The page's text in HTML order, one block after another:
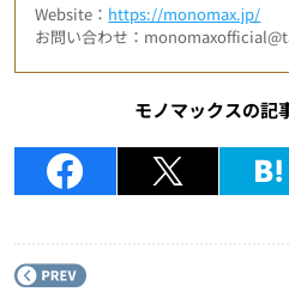
Website： https://monomax.jp/
お問い合わせ：
モノマックスの記